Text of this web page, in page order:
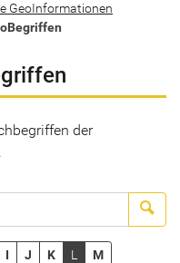
GeoInformationen
der
I J K L
M